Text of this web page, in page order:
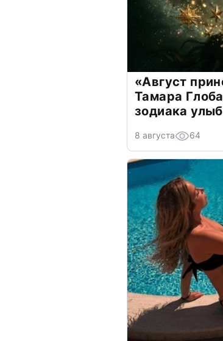
«Август
Тамара
зодиака
8 августа 64